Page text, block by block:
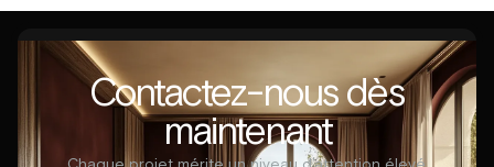
Contactez-nous dès
maintenant
Chaque projet mérite un niveau d’attention élevé